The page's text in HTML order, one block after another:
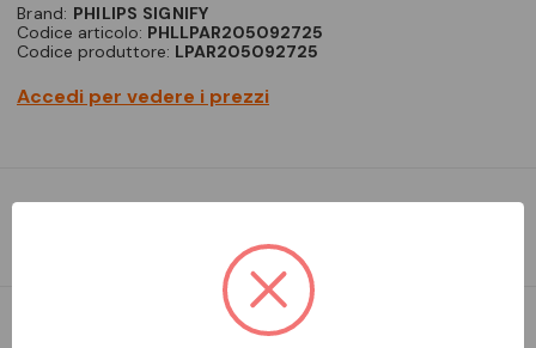
Brand: PHILIPS SIGNIFY
Codice articolo: PHLLPAR205092725
Codice produttore: LPAR205092725
Accedi per vedere i prezzi
25000 ore, 83 lm/W, EEL F, PF 0.7, RG1, IP20, SVM 0.4, PstLM 1